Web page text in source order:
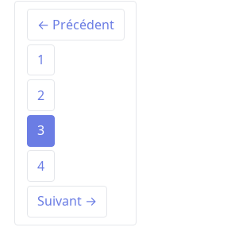
← Précédent
1
2
3
4
Suivant →